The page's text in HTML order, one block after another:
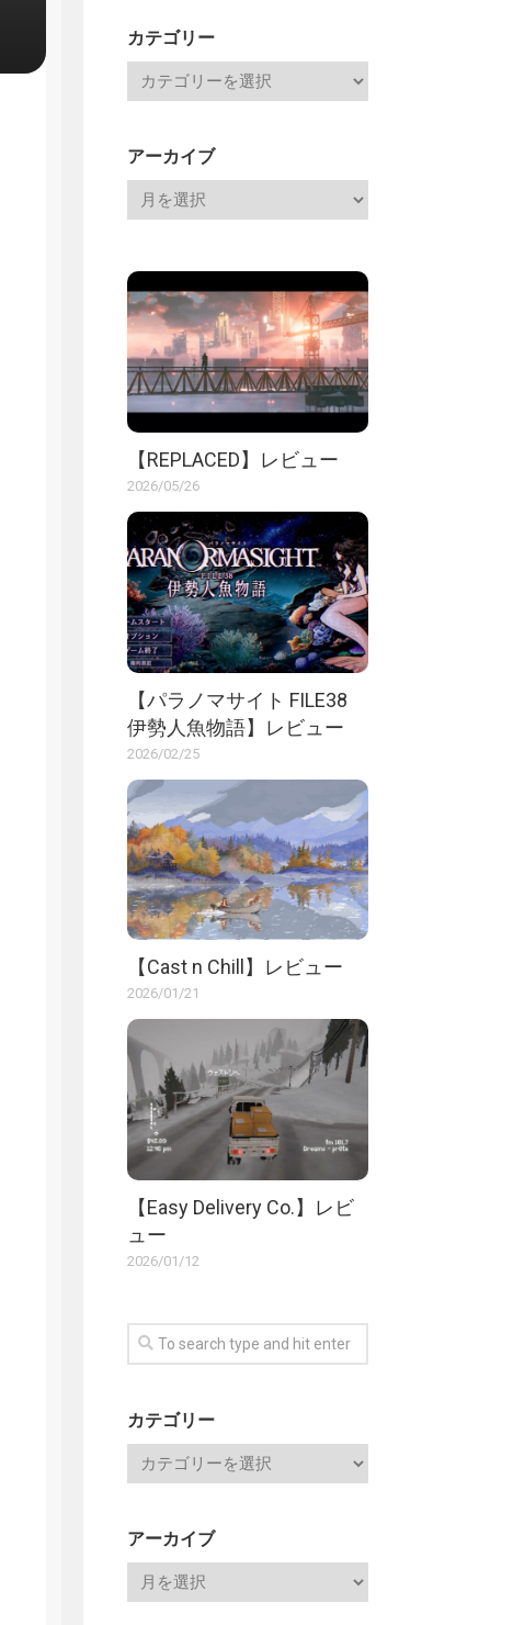
カテゴリー
アーカイブ
【REPLACED】レビュー
2026/05/26
【パラノマサイト FILE38
伊勢人魚物語】レビュー
2026/02/25
【Cast n Chill】レビュー
2026/01/21
【Easy Delivery Co.】レビ
ュー
2026/01/12
カテゴリー
アーカイブ